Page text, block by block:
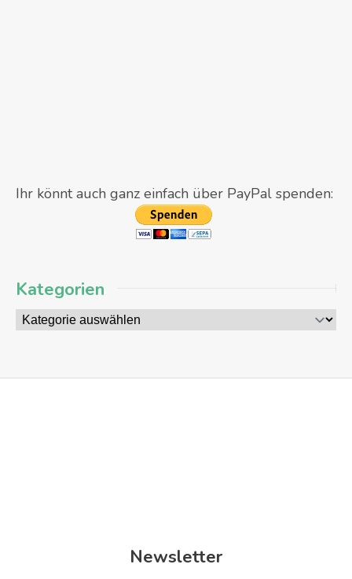
Ihr könnt auch ganz einfach über PayPal spenden:
Kategorien
Newsletter